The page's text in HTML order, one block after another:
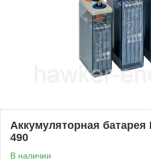
Аккумуляторная батарея
490
В наличии